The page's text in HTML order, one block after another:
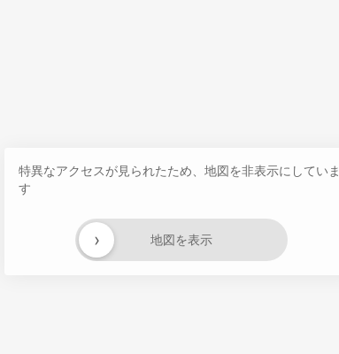
特異なアクセスが見られたため、地図を非表示にしていま
す
地図を表示
›